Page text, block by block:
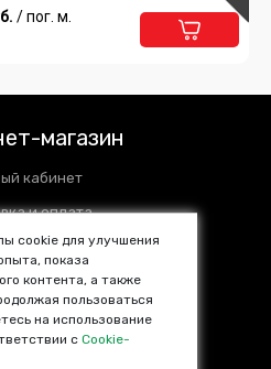
/ пог. м.
магазин
кабинет
и оплата
центры
SALE %
товары
cookie для улучшения
показа
контента, а также
пользоваться
на использование
сCookie-